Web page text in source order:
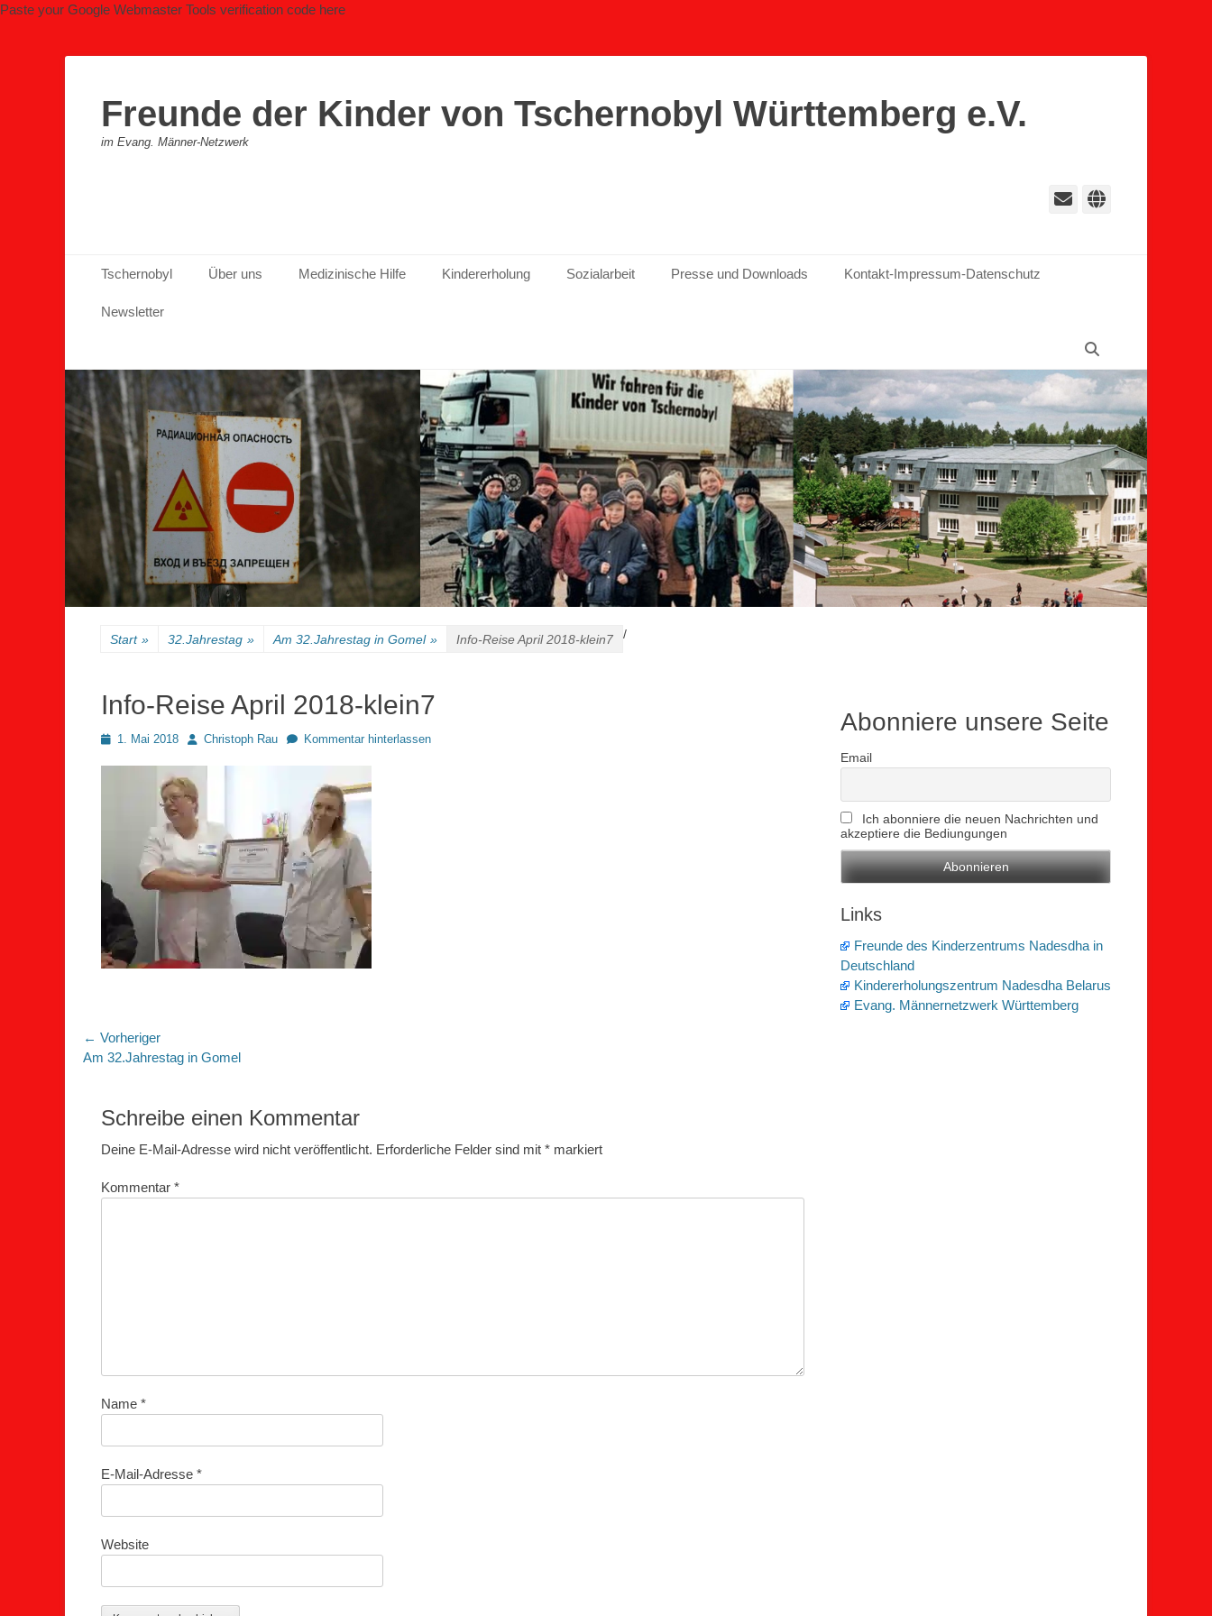
Paste your Google Webmaster Tools verification code here
Freunde der Kinder von Tschernobyl Württemberg e.V.
im Evang. Männer-Netzwerk
E-
Website
Primäres Menü
Inhalt
springen
Tschernobyl Über uns Medizinische Hilfe Kindererholung Sozialarbeit Presse und Downloads Kontakt-Impressum-Datenschutz
Newsletter
Start » 32.Jahrestag » /
Am 32.Jahrestag in Gomel » Info-Reise April 2018-klein7
Info-Reise April 2018-klein7
Posted1. Mai 2018 AutorChristoph Rau Kommentar hinterlassen
Beitragsnavigation
← Vorheriger
Vorheriger
Am 32.Jahrestag in Gomel
Schreibe einen Kommentar
Deine E-Mail-Adresse wird nicht veröffentlicht. Erforderliche Felder sind mit * markiert
Kommentar *
Name *
E-Mail-Adresse *
Website
Abonniere unsere Seite
Email
Ich abonniere die neuen Nachrichten und
akzeptiere die Bediungungen
Links
Freunde des Kinderzentrums Nadesdha in
Deutschland
Kindererholungszentrum Nadesdha Belarus
Evang. Männernetzwerk Württemberg